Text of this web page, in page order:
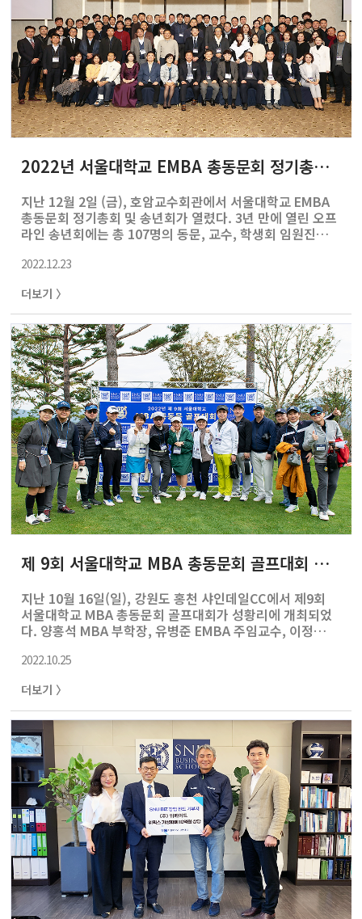
2022년 서울대학교 EMBA 총동문회 정기총회 및 송년회 개최
지난 12월 2일 (금), 호암교수회관에서 서울대학교 EMBA
총동문회 정기총회 및 송년회가 열렸다. 3년 만에 열린 오프
라인 송년회에는 총 107명의 동문, 교수, 학생회 임원진이
박성호 교수가 참석하여 자리를 빛내주었다. 9기 이경영,
에서는 2022년 동문회의 활동보고 및 결산보고가 있었고,
특히 올해 새로이 발족한 사회봉사위원회의 봉사 활동 소개
에는 많은 동문들이 격려와 박수를 보냈다. 이어 제 11대 신
임 총동문회장, 7기 변우석 동문(코맥스/코백스벤처러스 대
표)의 취임식이 이어졌고, '소통'을 약속한 열정 가득한 신
임 회장이 이끌어 줄 동문회에 대한 기대감은 많은 동문들
의 박수..
2022.12.23
더보기 〉
제 9회 서울대학교 MBA 총동문회 골프대회 개최
지난 10월 16일(일), 강원도 홍천 샤인데일CC에서 제9회
서울대학교 MBA 총동문회 골프대회가 성황리에 개최되었
다. 양홍석 MBA 부학장, 유병준 EMBA 주임교수, 이정연
이번 행사는 EMBA와 Full-time MBA 과정의 동문 및 재학
MBA’ 이름 아래 동문 및 재학생들이 하나됨을 확인하고 교
류할 수 있었다. 동문들의 협찬으로 풍성한 시상과 기념품
은 행사를 더욱 따뜻하고 의미 있게 만들어주었다. 이번 대
회를 통해 동문들 간 결속과 우정을 돈독히 하며 MBA의 무
궁한 발전을 위해 발걸음을 함께 나아가는 계기가 되길 바
란다.
2022.10.25
더보기 〉